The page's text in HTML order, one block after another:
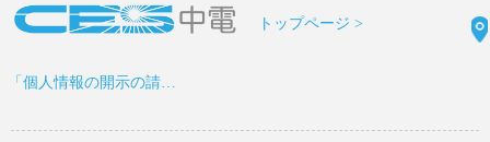
トップページ >
「個人情報の開示の請求書」をDOWNLOAD >